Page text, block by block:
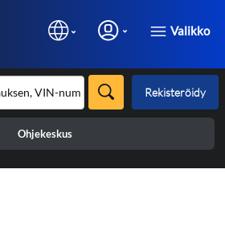
Valikko
Rekisteröidy
Ohjekeskus